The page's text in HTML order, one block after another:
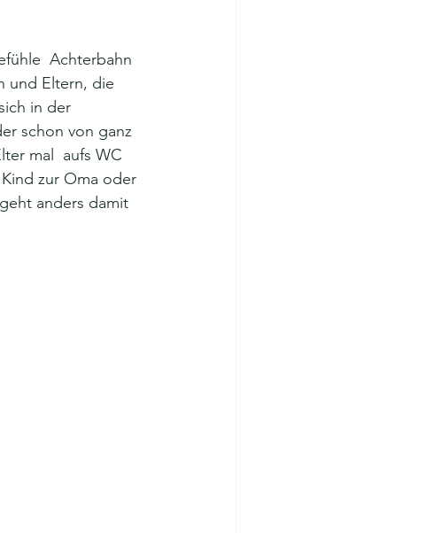
Achterbahn
und Eltern, die
in der
schon von ganz
mal  aufs WC
zur Oma oder
anders damit